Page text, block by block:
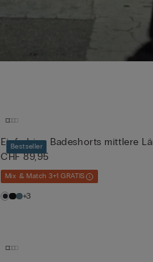
Bestseller
Einfarbige Badeshorts mittlere
CHF 89,95
Mix & Match 3+1 GRATIS
+3